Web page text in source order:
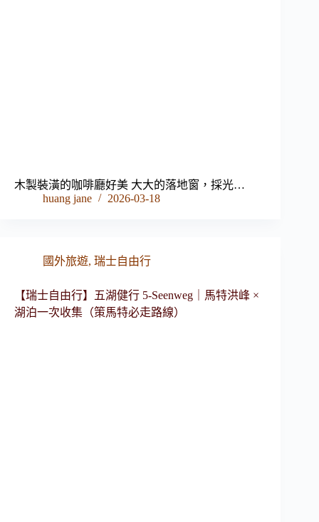
木製裝潢的咖啡廳好美 大大的落地窗，採光…
huang jane
2026-03-18
國外旅遊, 瑞士自由行
【瑞士自由行】五湖健行 5-Seenweg｜馬特洪峰 ×
湖泊一次收集（策馬特必走路線）